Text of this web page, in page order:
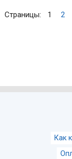
Страницы: 1 2
Как